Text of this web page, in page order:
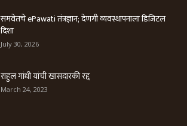
समवेतचे ePawati तंत्रज्ञान; देणगी व्यवस्थापनाला डिजिटल
दिशा
July 30, 2026
राहुल गांधी यांची खासदारकी रद्द
March 24, 2023